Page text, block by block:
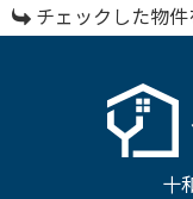
チェックした物件
十